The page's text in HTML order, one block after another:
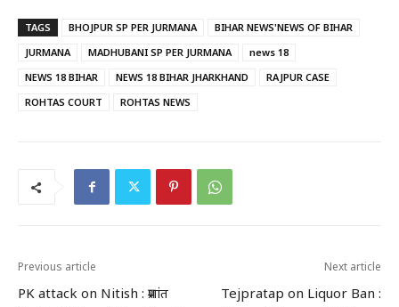
TAGS BHOJPUR SP PER JURMANA
BIHAR NEWS'NEWS OF BIHAR
JURMANA
MADHUBANI SP PER JURMANA
news 18
NEWS 18 BIHAR
NEWS 18 BIHAR JHARKHAND
RAJPUR CASE
ROHTAS COURT
ROHTAS NEWS
Previous article
PK attack on Nitish : प्रशांत
Next article
Tejpratap on Liquor Ban :